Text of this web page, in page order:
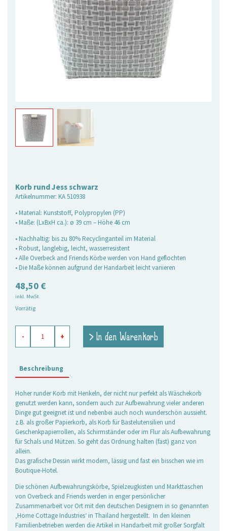
Korb rund Jess schwarz
Artikelnummer: KA 510938
• Material: Kunststoff, Polypropylen (PP)
• Maße: (LxBxH ca.): ø 39 cm – Höhe 46 cm
• Nachhaltig: bis zu 80% Recyclinganteil im Material
• Robust, langlebig, leicht, wasserresistent
• Alle Overbeck and Friends Körbe werden von Hand geflochten
• Die Maße können aufgrund der Handarbeit leicht variieren
48,50 €
inkl. MwSt.
Vorrätig
rund
Jess
Menge
- + > In den Warenkorb
Beschreibung
Hoher runder Korb mit Henkeln, der nicht nur perfekt als Wäschekorb
genutzt werden kann, sondern auch zur Aufbewahrung vieler anderen
Dinge gut geeignet ist und nebenbei auch noch wunderschön aussieht.
z.B. als großer Papierkorb, als Korb für Bastelutensilien und
Geschenkpapierrollen, als Schirmständer oder im Flur als Aufbewahrung
für Schals und Mützen. So geht das Ordnung halten (fast) ganz von
allein.
Das grafische Dessin wirkt modern, lässig und fast ein bisschen wie im
Boutique-Hotel.
Die schönen Aufbewahrungskörbe, Spielzeugkisten und Markttaschen
von Overbeck and Friends werden in enger persönlicher
Zusammenarbeit vor Ort mit den deutschen Designern in so genannten
‚Home Cottage Industries‘ in Thailand hergestellt. In den kleinen
Familienbetrieben werden die Artikel in Handarbeit mit großer Sorgfalt